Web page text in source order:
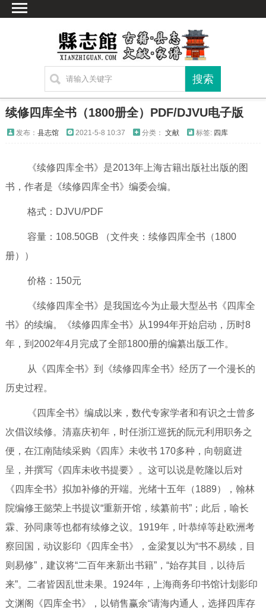
方志
新编方志
联系方式
续修四库全书（1800册全）PDF/DJVU电子版
发布： 县志馆 2021-5-8 10:37 分类： 文献 标签: 四库
《续修四库全书》是2013年上海古籍出版社出版的图
书，作者是《续修四库全书》编委会编。
格式：DJVU/PDF
容量：108.50GB （文件夹：续修四库全书（1800
册））
价格：150元
《续修四库全书》是我国迄今为止最大型丛书《四库全
书》的续编。《续修四库全书》从1994年开始启动，历时8
年，到2002年4月完成了全部1800册的编纂出版工作。
从《四库全书》到《续修四库全书》经历了一个漫长的
历史过程。
《四库全书》编成以来，数代专家学者和有识之士曾多
次倡议续修。清嘉庆初年，时任浙江巡抚的阮元利用职务之
便，在江南陆续采购《四库》未收书 170多种，向朝庭进
呈，并撰写《四库未收书提要》。这可以说是乾隆以后对
《四库全书》拟加补修的开端。光绪十五年（1889），翰林
院编修王懿荣上书提议“重新开馆，续纂前书”；此后，喻长
霖、孙同康等也都有续修之议。1919年，叶恭绰等赴欧洲考
察回国，动议影印《四库全书》，金梁复以为“书不易续，目
则易修”，建议将“二百年来新出书籍”，“始存其目，以待后
来”。二者皆因乱世未果。1924年，上海商务印书馆计划影印
文渊阁《四库全书》，以销售赢余“请海内通人，选择四库存